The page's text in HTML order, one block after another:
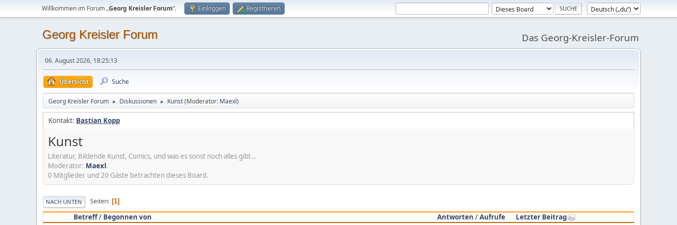
Willkommen im Forum „Georg Kreisler Forum“. Einloggen Registrieren
Georg Kreisler Forum Das Georg-Kreisler-Forum
06. August 2026, 18:25:13
Übersicht Suche
Georg Kreisler Forum ► Diskussionen ► Kunst(Moderator: Maexl)
Kontakt: Bastian Kopp
Kunst
Literatur, Bildende Kunst, Comics, und was es sonst noch alles gibt...
Moderator: Maexl.
0 Mitglieder und 20 Gäste betrachten dieses Board.
NACH UNTEN Seiten 1
Betreff/ Begonnen von Antworten /Aufrufe
Letzter Beitrag